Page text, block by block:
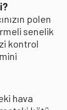
polen
senelik
kontrol
hava